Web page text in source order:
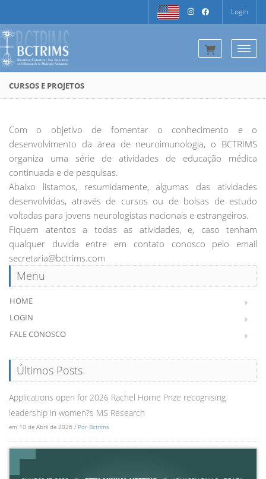
Login
CURSOS E PROJETOS
Com o objetivo de fomentar o conhecimento e o
desenvolvimento da área de neuroimunologia, o BCTRIMS
organiza uma série de atividades de educação médica
continuada e de pesquisas.
Abaixo listamos, resumidamente, algumas das atividades
desenvolvidas, através de cursos ou de bolsas de estudo
voltadas para jovens neurologistas nacionais e estrangeiros.
Fiquem atentos a todas as atividades, e, caso tenham
qualquer duvida entre em contato conosco pelo email
secretaria@bctrims.com
Menu
HOME
LOGIN
FALE CONOSCO
Últimos Posts
Applications open for 2026 Rachel Horne Prize recognising
leadership in women?s MS Research
em 10 de Abril de 2026 / Por Bctrims